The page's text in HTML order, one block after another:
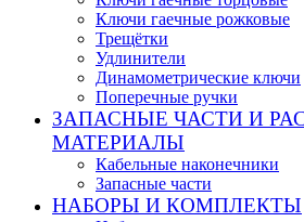
Ключи гаечные рожковые
Трещётки
Удлинители
Динамометрические ключи
Поперечные ручки
ЗАПАСНЫЕ ЧАСТИ И
МАТЕРИАЛЫ
Кабельные наконечники
Запасные части
НАБОРЫ И КОМПЛЕКТЫ